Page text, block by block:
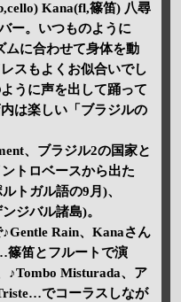
Kana(fl,篠笛) 八尋
ー。いつものように
ムに合わせて身体を動
スもよくお似合いでし
うに声を出して踊って
は楽しい「ブラジルの
、ブラジル2の国家と
トロベースから出た
トガル語の9月)、
ジバル諸島)。
Rain、Kanaさん
篠笛とフルートで演
♪Tombo Misturada、ア
でコーラスしなが